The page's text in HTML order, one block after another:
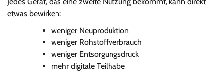
etwas bewirken:
weniger Neuproduktion
weniger Rohstoffverbrauch
weniger Entsorgungsdruck
mehr digitale Teilhabe